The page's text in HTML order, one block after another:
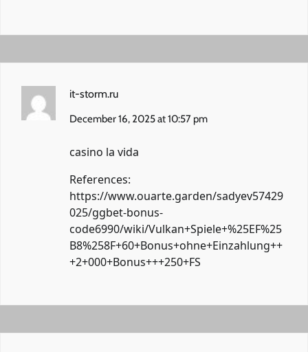
it-storm.ru
December 16, 2025 at 10:57 pm
casino la vida
References:
https://www.ouarte.garden/sadyev57429
025/ggbet-bonus-
code6990/wiki/Vulkan+Spiele+%25EF%25
B8%258F+60+Bonus+ohne+Einzahlung++
+2+000+Bonus+++250+FS